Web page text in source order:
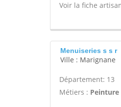
Voir la fiche
Menuiseries s s r
Ville : Marignane
Département: 13
Métiers : Peinture